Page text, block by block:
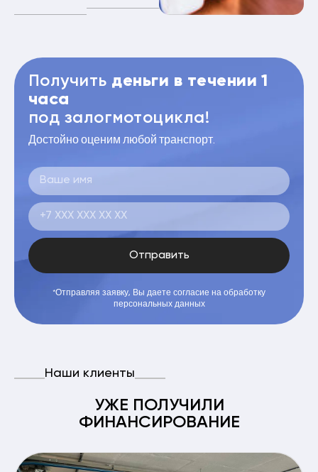
Получить деньги в течении 1
часа
под залогмотоцикла!
Достойно оценим любой транспорт.
Отправить
*Отправляя заявку, Вы даете согласие на обработку
персональных данных
Наши клиенты
УЖЕ ПОЛУЧИЛИ
ФИНАНСИРОВАНИЕ